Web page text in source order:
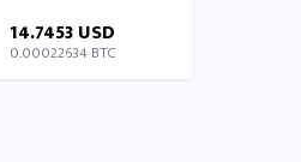
14.7453 USD
0.00022634 BTC